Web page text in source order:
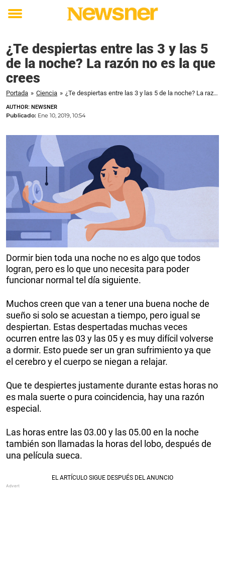
Toggle
¿Te despiertas entre las 3 y las 5
de la noche? La razón no es la que
crees
Portada » Ciencia » ¿Te despiertas entre las 3 y las 5 de la noche? La razón no es la que crees
AUTHOR: NEWSNER
Publicado: Ene 10, 2019, 10:54
Dormir bien toda una noche no es algo que todos
logran, pero es lo que uno necesita para poder
funcionar normal tel día siguiente.
Muchos creen que van a tener una buena noche de
sueño si solo se acuestan a tiempo, pero igual se
despiertan. Estas despertadas muchas veces
ocurren entre las 03 y las 05 y es muy difícil volverse
a dormir. Esto puede ser un gran sufrimiento ya que
el cerebro y el cuerpo se niegan a relajar.
Que te despiertes justamente durante estas horas no
es mala suerte o pura coincidencia, hay una razón
especial.
Las horas entre las 03.00 y las 05.00 en la noche
también son llamadas la horas del lobo, después de
una película sueca.